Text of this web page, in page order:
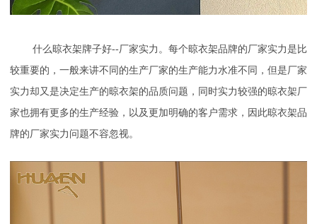
什么晾衣架牌子好--厂家实力。每个晾衣架品牌的厂家实力是比
较重要的，一般来讲不同的生产厂家的生产能力水准不同，但是厂家
实力却又是决定生产的晾衣架的品质问题，同时实力较强的晾衣架厂
家也拥有更多的生产经验，以及更加明确的客户需求，因此晾衣架品
牌的厂家实力问题不容忽视。